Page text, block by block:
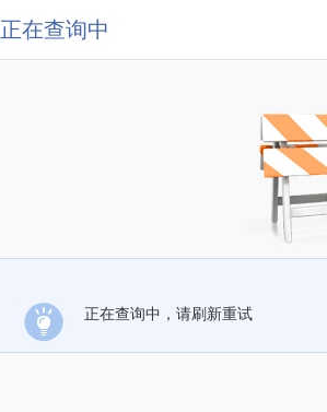
正在查询中
正在查询中，请刷新重试